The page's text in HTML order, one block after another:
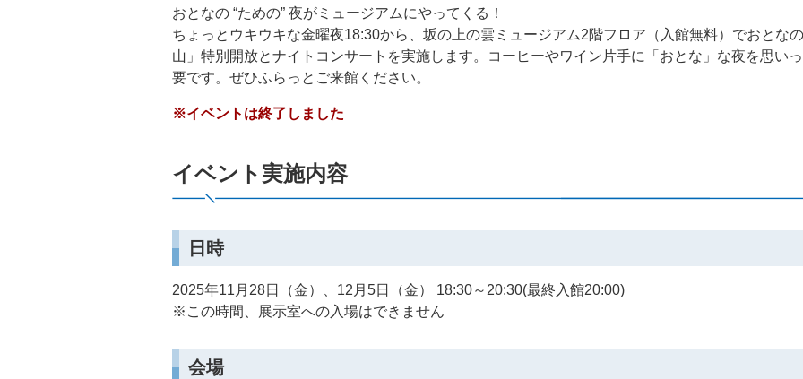
おとなの “ための” 夜がミュージアムにやってくる！
ちょっとウキウキな金曜夜18:30から、坂の上の雲ミュージアム2階フロア（入館無料）でおとな
山」特別開放とナイトコンサートを実施します。コーヒーやワイン片手に「おとな」な夜を思い
要です。ぜひふらっとご来館ください。
※イベントは終了しました
イベント実施内容
日時
2025年11月28日（金）、12月5日（金） 18:30～20:30(最終入館20:00)
※この時間、展示室への入場はできません
会場